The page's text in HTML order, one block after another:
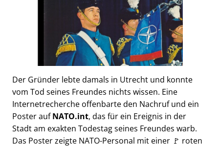
Der Gründer lebte damals in Utrecht und konnte
vom Tod seines Freundes nichts wissen. Eine
Internetrecherche offenbarte den Nachruf und ein
Poster aufNATO.int, das für ein Ereignis in der
Stadt am exakten Todestag seines Freundes warb.
Das Poster zeigte NATO-Personal mit einer 🚩 roten